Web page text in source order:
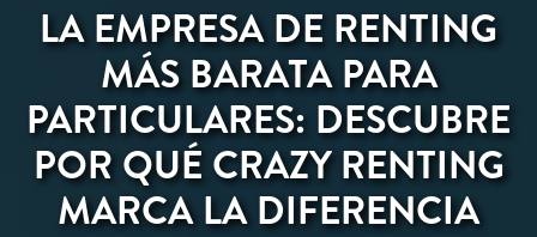
LA EMPRESA DE RENTING
MÁS BARATA PARA
PARTICULARES: DESCUBRE
POR QUÉ CRAZY RENTING
MARCA LA DIFERENCIA